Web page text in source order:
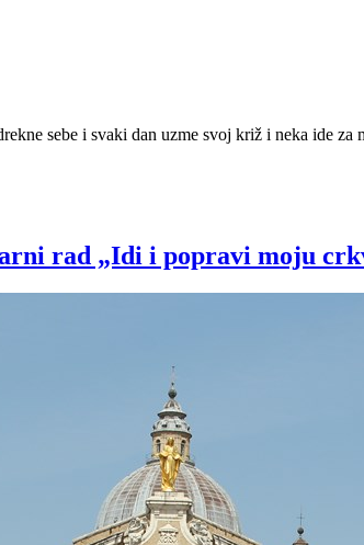
sebe i svaki dan uzme svoj križ i neka ide za
rad „Idi i popravi moju